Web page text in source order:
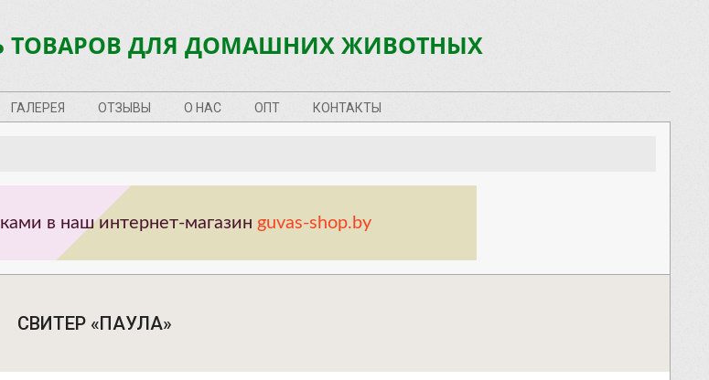
ТОВАРОВ ДЛЯ ДОМАШНИХ ЖИВОТНЫХ
ГАЛЕРЕЯ ОТЗЫВЫ О НАС ОПТ КОНТАКТЫ
в наш интернет-магазин guvas-shop.by
СВИТЕР «ПАУЛА»